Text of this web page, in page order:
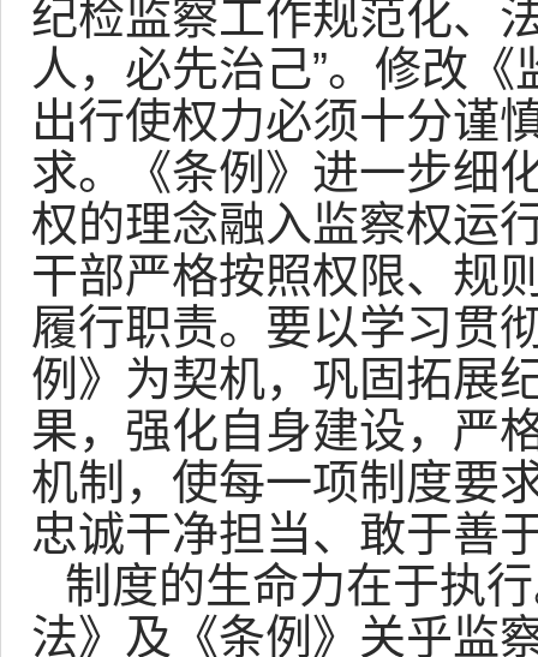
纪检监察工作规范化、
人，必先治己”。修改
出行使权力必须十分谨
求。《条例》进一步细
权的理念融入监察权运
干部严格按照权限、规
履行职责。要以学习贯
例》为契机，巩固拓展
果，强化自身建设，严
机制，使每一项制度要
忠诚干净担当、敢于善
制度的生命力在于执
法》及《条例》关乎监